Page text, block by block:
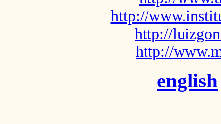
http://
http://
http://
english